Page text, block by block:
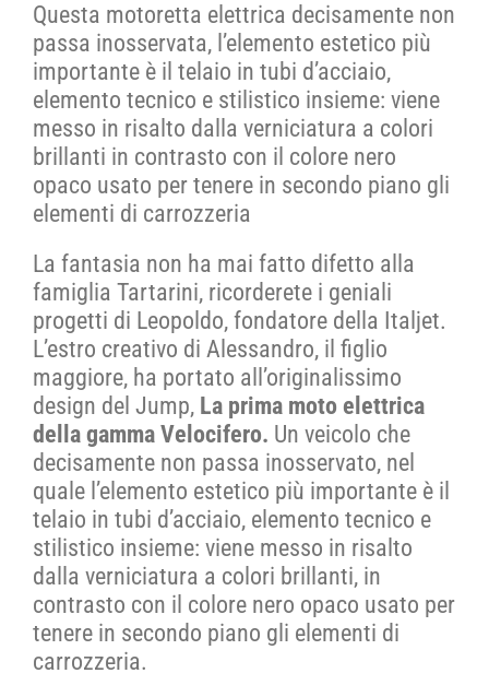
NEWS
PRESS
DEALERS
SHOP
ACCOUNT
CARRELLO
Questa motoretta elettrica decisamente non
passa inosservata, l’elemento estetico più
importante è il telaio in tubi d’acciaio,
elemento tecnico e stilistico insieme: viene
messo in risalto dalla verniciatura a colori
brillanti in contrasto con il colore nero
opaco usato per tenere in secondo piano gli
elementi di carrozzeria
La fantasia non ha mai fatto difetto alla
famiglia Tartarini, ricorderete i geniali
progetti di Leopoldo, fondatore della Italjet.
L’estro creativo di Alessandro, il figlio
maggiore, ha portato all’originalissimo
design del Jump, La prima moto elettrica
della gamma Velocifero. Un veicolo che
decisamente non passa inosservato, nel
quale l’elemento estetico più importante è il
telaio in tubi d’acciaio, elemento tecnico e
stilistico insieme: viene messo in risalto
dalla verniciatura a colori brillanti, in
contrasto con il colore nero opaco usato per
tenere in secondo piano gli elementi di
carrozzeria.